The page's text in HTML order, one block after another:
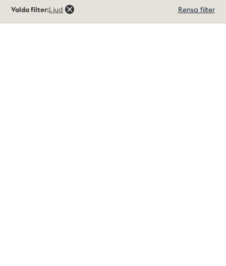
träffar
Valda filter:Ljud Rensa filter